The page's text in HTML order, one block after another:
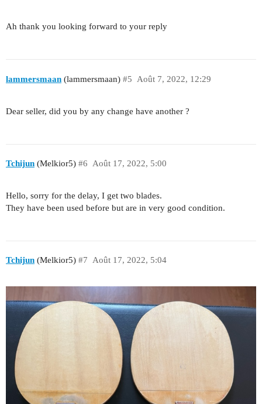
Ah thank you looking forward to your reply
lammersmaan (lammersmaan) Août 7, 2022, 12:29
#5
Dear seller, did you by any change have another ?
Tchijun (Melkior5) Août 17, 2022, 5:00
#6
Hello, sorry for the delay, I get two blades.
They have been used before but are in very good condition.
Tchijun (Melkior5) Août 17, 2022, 5:04
#7